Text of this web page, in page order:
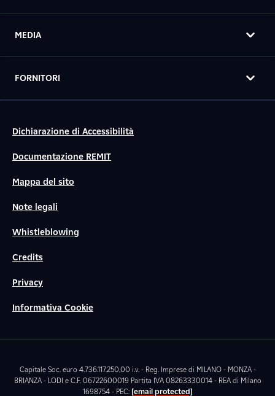
MEDIA
FORNITORI
Dichiarazione di Accessibilità
Documentazione REMIT
Mappa del sito
Note legali
Whistleblowing
Credits
Privacy
Informativa Cookie
Capitale Soc. euro 4.736.117.250,00 i.v. - Reg. Imprese di MILANO - MONZA -
BRIANZA - LODI e C.F. 06722600019 Partita IVA 08263330014 - REA di Milano
1698754 - PEC: [email protected]